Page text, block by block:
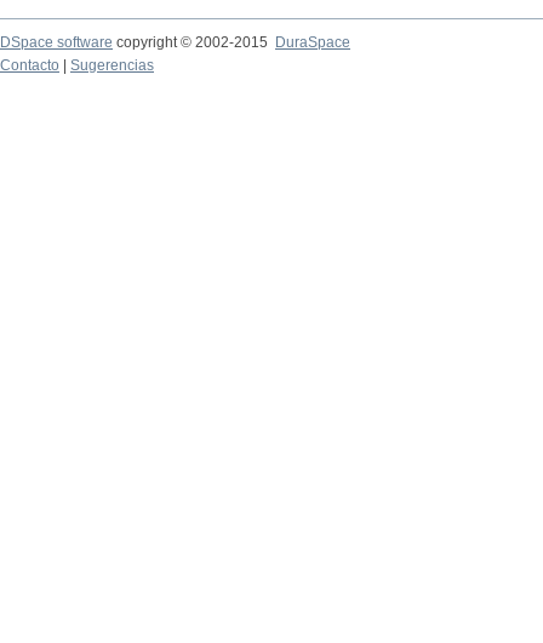
DSpace software copyright © 2002-2015
DuraSpace
Contacto
Sugerencias